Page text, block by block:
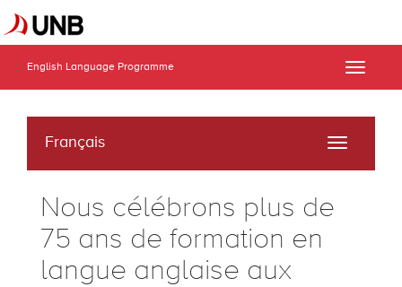
English Language Programme
Toggle
Français
Toggle
Nous célébrons plus de
75 ans de formation en
langue anglaise aux